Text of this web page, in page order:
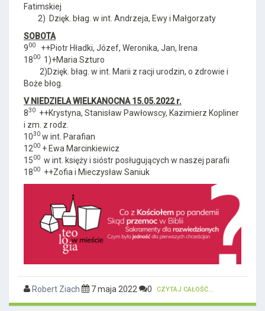
Fatimskiej
2) Dzięk. błag. w int. Andrzeja, Ewy i Małgorzaty
SOBOTA
900 ++Piotr Hładki, Józef, Weronika, Jan, Irena
1800 1)+Maria Szturo
2)Dzięk. błag. w int. Marii z racji urodzin, o zdrowie i
Boże błog.
V NIEDZIELA WIELKANOCNA 15.05.2022 r.
830 ++Krystyna, Stanisław Pawłowscy, Kazimierz Kopliner
i zm. z rodz.
1030 w int. Parafian
1200 + Ewa Marcinkiewicz
1500 w int. księży i sióstr posługujących w naszej parafii
1800 ++Zofia i Mieczysław Saniuk
Robert Ziach 7 maja 2022 0 CZYTAJ CAŁOŚĆ...